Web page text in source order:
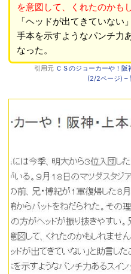
を意図して、くれたのかも
「ヘッドが出てきていな
手本を示すようなパンチ力
なった。
引用元 ＣＳのジョーカーや！
(2/2ページ) –